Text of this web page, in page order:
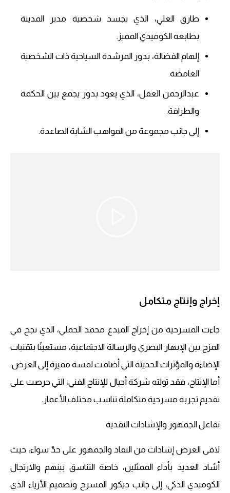
طارق العلي، الذي يجسد شخصية مدير المدينة
بطابعه الكوميدي المميز.
إلهام الفضالة، بدور المرشدة السياحية ذات الشخصية
الغامضة.
عبدالرحمن العقل، الذي يعود بدور يجمع بين الحكمة
والطرافة.
إلى جانب مجموعة من المواهب الشابة الصاعدة.
إخراج وإنتاج متكامل
جاءت المسرحية من إخراج المبدع محمد الحملي، الذي نجح في
المزج بين الإبهار البصري والرسالة الاجتماعية، مستعينًا بتقنيات
الإضاءة والمؤثرات الحديثة التي أضافت لمسة مميزة إلى العرض.
أما الإنتاج، فقد تولته شركة أجيال للإنتاج الفني، التي حرصت على
تقديم تجربة مسرحية متكاملة تناسب مختلف الأعمار.
تفاعل الجمهور والإشادات النقدية
لاقى العرض إشادات من النقاد والجمهور على حدّ سواء، حيث
أشاد العديد بأداء الممثلين، خاصة التناسق بينهم والارتجال
الكوميدي الذكي، إلى جانب ديكور المسرح وتصميم الأزياء الذي